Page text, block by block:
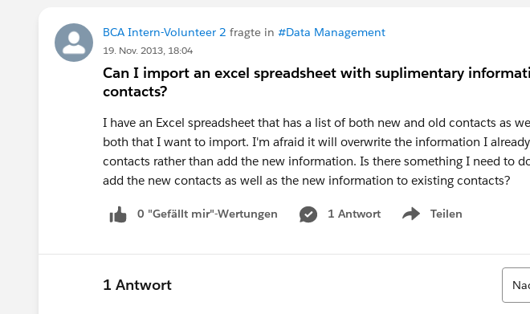
BCA Intern-Volunteer 2 fragte in #Data Management
19. Nov. 2013, 18:04
Can I import an excel spreadsheet with suplimentary
contacts?
I have an Excel spreadsheet that has a list of both new and old contacts as
both that I want to import. I'm afraid it will overwrite the information I
contacts rather than add the new information. Is there something I need to
add the new contacts as well as the new information to existing contacts?
0 "Gefällt mir"-Wertungen 1 Antwort Teilen
Show menu
1 Antwort